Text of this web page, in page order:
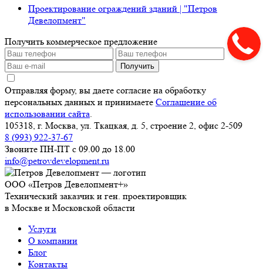
Проектирование ограждений зданий | "Петров
Девелопмент"
Получить коммерческое предложение
Получить
Отправляя форму, вы даете согласие на обработку
персональных данных и принимаете Соглашение об
использовании сайта.
105318, г. Москва, ул. Ткацкая, д. 5, строение 2, офис 2-509
8 (993) 922-37-67
Звоните ПН-ПТ с 09.00 до 18.00
info@petrovdevelopment.ru
ООО «Петров Девелопмент+»
Технический заказчик и ген. проектировщик
в Москве и Московской области
Услуги
О компании
Блог
Контакты